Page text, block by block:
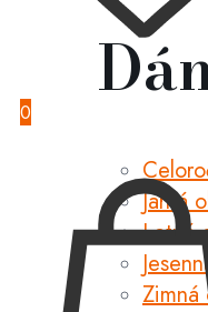
Jarná
Letná
Zimná
0